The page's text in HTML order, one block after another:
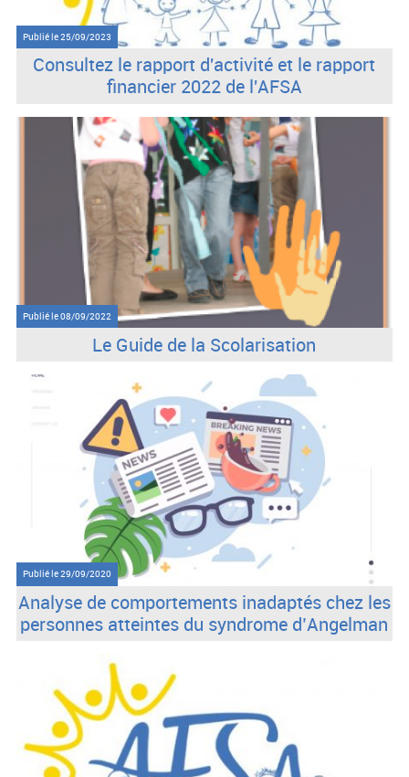
Publié le25/09/2023
Consultez le rapport d'activité et le rapport
financier 2022 de l'AFSA
Publié le08/09/2022
Le Guide de la Scolarisation
Publié le29/09/2020
Analyse de comportements inadaptés chez les
personnes atteintes du syndrome d’Angelman